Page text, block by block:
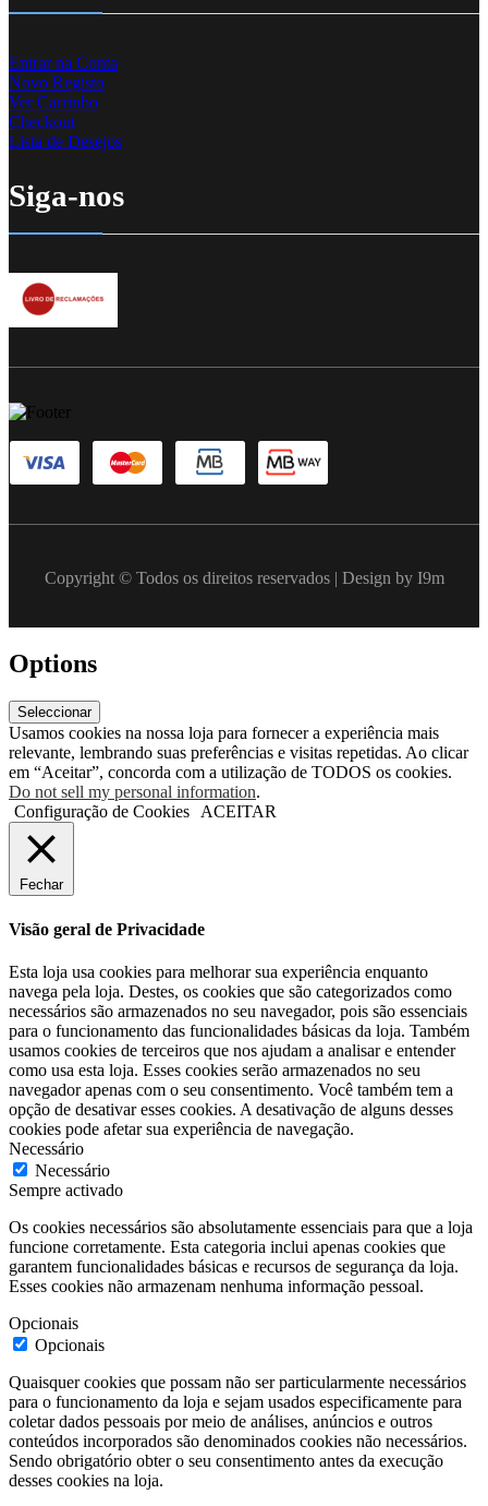
Entrar na Conta
Novo Registo
Ver Carrinho
Checkout
Lista de Desejos
Siga-nos
Copyright © Todos os direitos reservados | Design by I9m
Options
Seleccionar
Usamos cookies na nossa loja para fornecer a experiência mais
relevante, lembrando suas preferências e visitas repetidas. Ao clicar
em “Aceitar”, concorda com a utilização de TODOS os cookies.
Do not sell my personal information.
Configuração de Cookies
ACEITAR
Fechar
Visão geral de Privacidade
Esta loja usa cookies para melhorar sua experiência enquanto
navega pela loja. Destes, os cookies que são categorizados como
necessários são armazenados no seu navegador, pois são essenciais
para o funcionamento das funcionalidades básicas da loja. Também
usamos cookies de terceiros que nos ajudam a analisar e entender
como usa esta loja. Esses cookies serão armazenados no seu
navegador apenas com o seu consentimento. Você também tem a
opção de desativar esses cookies. A desativação de alguns desses
cookies pode afetar sua experiência de navegação.
Necessário
Necessário
Sempre activado
Os cookies necessários são absolutamente essenciais para que a loja
funcione corretamente. Esta categoria inclui apenas cookies que
garantem funcionalidades básicas e recursos de segurança da loja.
Esses cookies não armazenam nenhuma informação pessoal.
Opcionais
Opcionais
Quaisquer cookies que possam não ser particularmente necessários
para o funcionamento da loja e sejam usados especificamente para
coletar dados pessoais por meio de análises, anúncios e outros
conteúdos incorporados são denominados cookies não necessários.
Sendo obrigatório obter o seu consentimento antes da execução
desses cookies na loja.